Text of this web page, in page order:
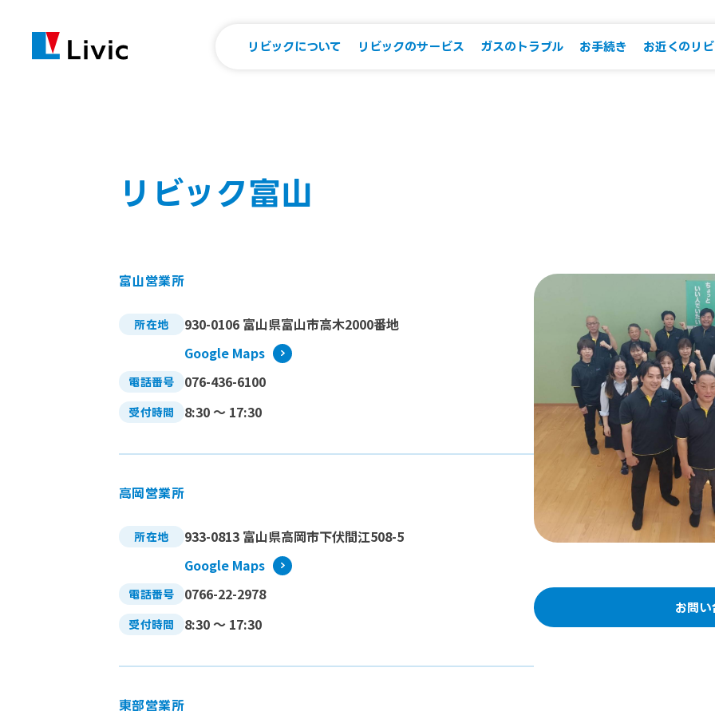
リビックについて リビックのサービス ガスのトラブル お手続き お近くのリ
リビック富山
お問
富山営業所
所在地
930-0106 富山県富山市高木2000番地
Google Maps
電話番号 076-436-6100
受付時間 8:30 〜 17:30
高岡営業所
所在地
933-0813 富山県高岡市下伏間江508-5
Google Maps
電話番号 0766-22-2978
受付時間 8:30 〜 17:30
東部営業所